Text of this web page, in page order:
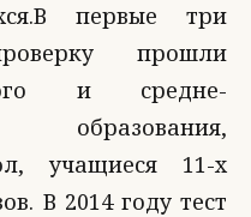
первые три
прошли
и средне-
образования,
учащиеся 11-х
В 2014 году тест